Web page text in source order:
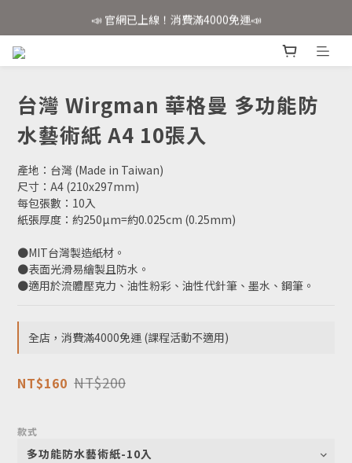
📣 官網已上線！消費滿4000免運📣
📣 官網已上線！消費滿4000免運📣
台灣 Wirgman 華格曼 多功能防
水藝術紙 A4 10張入
產地：台灣 (Made in Taiwan)
尺寸：A4 (210x297mm)
每包張數：10入
紙張厚度：約250µm=約0.025cm (0.25mm)
●MIT台灣製造紙材。
●表面光滑易繪製且防水。
●適用於流體壓克力、油性粉彩、油性代針筆、墨水、鋼筆。
全店，消費滿4000免運 (課程活動不適用)
NT$160 NT$200
款式